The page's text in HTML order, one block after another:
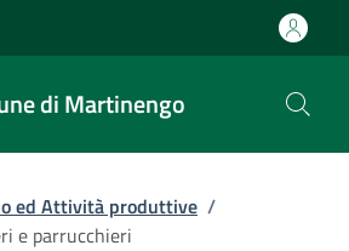
di Martinengo
ed Attività produttive /
e parrucchieri